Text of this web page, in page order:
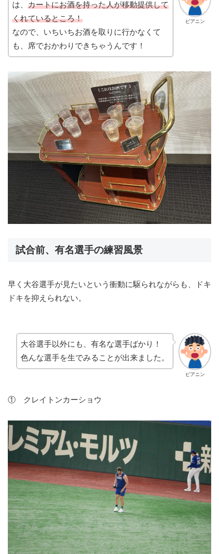
ピアニン
は、 カートにお酒を持った人が移動提供して
くれているところ！
なので、いちいちお酒を取りに行かなくて
も、席でおかわりできちゃうんです！
試合前、有名選手の練習風景
早く大谷選手が見たいという衝動に駆られながらも、ドキ
ドキを抑えられない。
ピアニン
大谷選手以外にも、有名な選手ばかり！
色んな選手を生でみることが出来ました。
① クレイトンカーショウ